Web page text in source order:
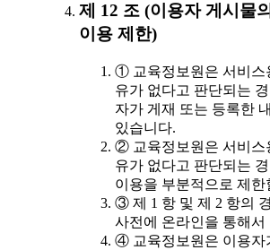
제 12 조 (이용자 게시물
이용 제한)
① 교육정보원은 서비스
유가 없다고 판단되는
자가 게재 또는 등록한
있습니다.
② 교육정보원은 서비스
유가 없다고 판단되는
이용을 부분적으로 제한
③ 제 1 항 및 제 2 항의
사전에 온라인을 통해서
④ 교육정보원은 이용자